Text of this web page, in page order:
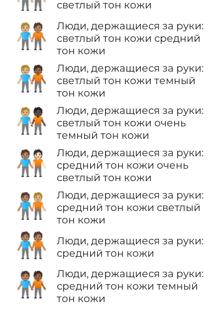
светлый тон кожи
🧑🏼‍🤝‍🧑🏽
Люди, держащиеся за руки:
светлый тон кожи средний
тон кожи
🧑🏼‍🤝‍🧑🏾
Люди, держащиеся за руки:
светлый тон кожи темный
тон кожи
🧑🏼‍🤝‍🧑🏿
Люди, держащиеся за руки:
светлый тон кожи очень
темный тон кожи
🧑🏽‍🤝‍🧑🏻
Люди, держащиеся за руки:
средний тон кожи очень
светлый тон кожи
🧑🏽‍🤝‍🧑🏼
Люди, держащиеся за руки:
средний тон кожи светлый
тон кожи
🧑🏽‍🤝‍🧑🏽
Люди, держащиеся за руки:
средний тон кожи
🧑🏽‍🤝‍🧑🏾
Люди, держащиеся за руки:
средний тон кожи темный
тон кожи